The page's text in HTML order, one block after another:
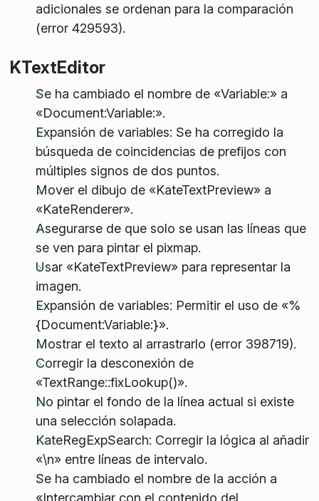
adicionales se ordenan para la comparación
(error 429593).
KTextEditor
Se ha cambiado el nombre de «Variable:» a
«Document:Variable:».
Expansión de variables: Se ha corregido la
búsqueda de coincidencias de prefijos con
múltiples signos de dos puntos.
Mover el dibujo de «KateTextPreview» a
«KateRenderer».
Asegurarse de que solo se usan las líneas que
se ven para pintar el pixmap.
Usar «KateTextPreview» para representar la
imagen.
Expansión de variables: Permitir el uso de «%
{Document:Variable:}».
Mostrar el texto al arrastrarlo (error 398719).
Corregir la desconexión de
«TextRange::fixLookup()».
No pintar el fondo de la línea actual si existe
una selección solapada.
KateRegExpSearch: Corregir la lógica al añadir
«\n» entre líneas de intervalo.
Se ha cambiado el nombre de la acción a
«Intercambiar con el contenido del